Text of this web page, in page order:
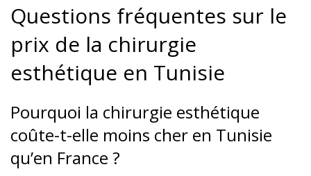
Questions fréquentes sur le
prix de la chirurgie
esthétique en Tunisie
Pourquoi la chirurgie esthétique
coûte-t-elle moins cher en Tunisie
qu’en France ?